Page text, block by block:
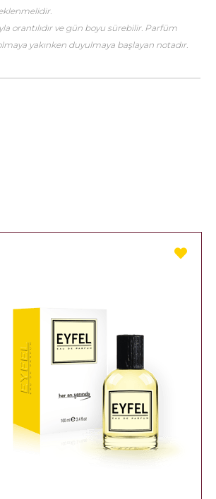
orantılıdır ve gün boyu sürebilir. Parfüm
yakınken duyulmaya başlayan notadır.